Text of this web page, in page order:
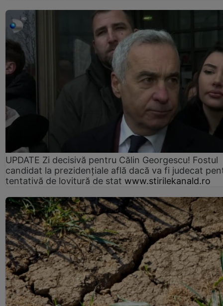
UPDATE Zi decisivă pentru Călin Georgescu! Fostul
candidat la prezidențiale află dacă va fi judecat
tentativă de lovitură de stat www.stirilekanald.ro